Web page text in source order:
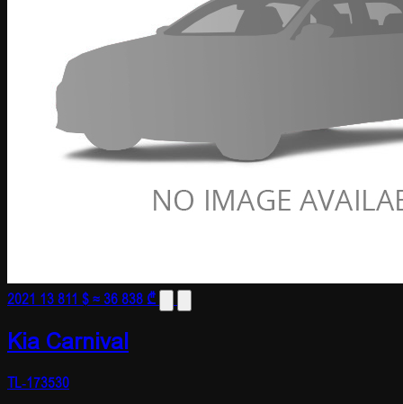
2021 13 811 $≈ 36 838 ₾
Kia Carnival
TL-173530